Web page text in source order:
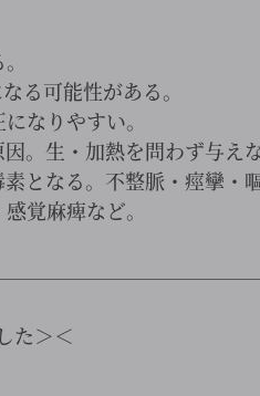
る可能性がある。
なりやすい。
。生・加熱を問わず与えな
となる。不整脈・痙攣・
覚麻痺など。
￣￣￣￣￣￣￣￣￣￣
た＞＜